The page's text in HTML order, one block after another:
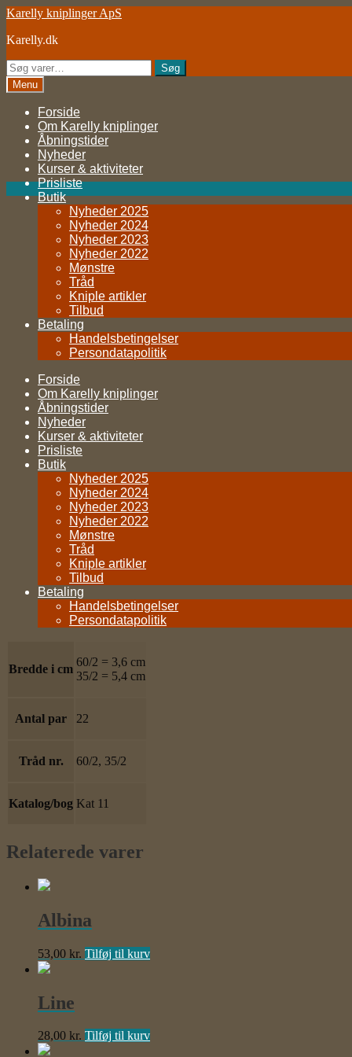
Spring
navigation
Spring
indhold
Karelly kniplinger ApS
Karelly.dk
Søg
efter:
Søg
Menu
Forside
Om Karelly kniplinger
Åbningstider
Nyheder
Kurser & aktiviteter
Prisliste
Butik
Nyheder 2025
Nyheder 2024
Nyheder 2023
Nyheder 2022
Mønstre
Tråd
Kniple artikler
Tilbud
Betaling
Handelsbetingelser
Persondatapolitik
Forside
Om Karelly kniplinger
Åbningstider
Nyheder
Kurser & aktiviteter
Prisliste
Butik
Nyheder 2025
Nyheder 2024
Nyheder 2023
Nyheder 2022
Mønstre
Tråd
Kniple artikler
Tilbud
Betaling
Handelsbetingelser
Persondatapolitik
Bredde i cm
60/2 = 3,6 cm
35/2 = 5,4 cm
Antal par 22
Tråd nr. 60/2, 35/2
Katalog/bog Kat 11
Relaterede varer
Albina
53,00 kr. Tilføj til kurv
Line
28,00 kr. Tilføj til kurv